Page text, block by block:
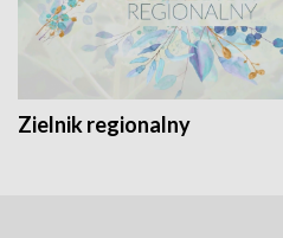
Zielnik regionalny